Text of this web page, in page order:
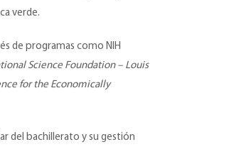
verde.
de programas como NIH
Science Foundation – Louis
for the Economically
del bachillerato y su gestión